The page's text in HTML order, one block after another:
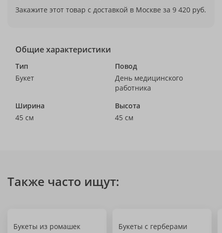
Закажите этот товар с доставкой в Москве за 9 420 руб.
Общие характеристики
Тип
Букет
Повод
День медицинского
работника
Ширина
45 см
Высота
45 см
Также часто ищут:
Букеты из ромашек Букеты с герберами